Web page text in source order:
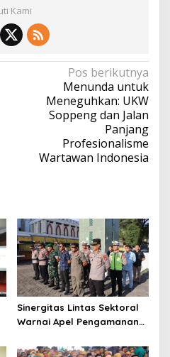
Kami
Pos berikutnya
Menunda untuk
Meneguhkan: UKW
Soppeng dan Jalan
Panjang
Profesionalisme
Wartawan Indonesia
Sinergitas Lintas Sektoral
Warnai Apel Pengamanan
di Soppeng